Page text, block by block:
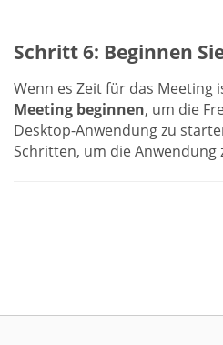
Schritt 6: Beginnen
Wenn es Zeit für das Meeting
Meeting beginnen, um die
Desktop-Anwendung zu
Schritten, um die Anwendung